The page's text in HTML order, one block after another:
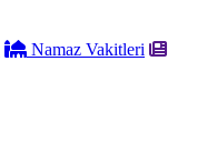
Namaz Vakitleri